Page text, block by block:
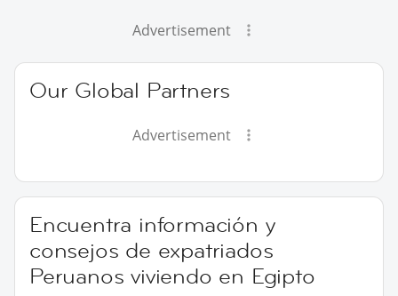
Advertisement
Our Global Partners
Advertisement
Encuentra información y
consejos de expatriados
Peruanos viviendo en Egipto